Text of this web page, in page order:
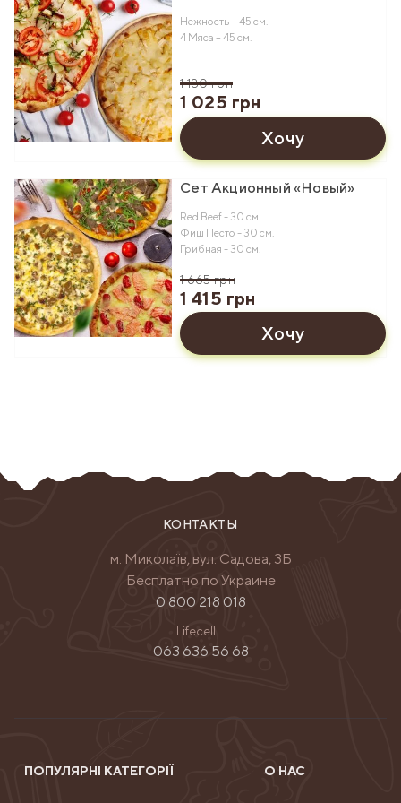
Нежность – 45 см.
4 Мяса – 45 см.
1 025 грн
1 180 грн
Хочу
Сет Акционный «Новый»
Red Beef - 30 см.
Фиш Песто - 30 см.
Грибная - 30 см.
1 415 грн
1 665 грн
Хочу
КОНТАКТЫ
м. Миколаїв, вул. Садова, 3Б
Бесплатно по Украине
0 800 218 018
Lifecell
063 636 56 68
ПОПУЛЯРНІ КАТЕГОРІЇ О НАС